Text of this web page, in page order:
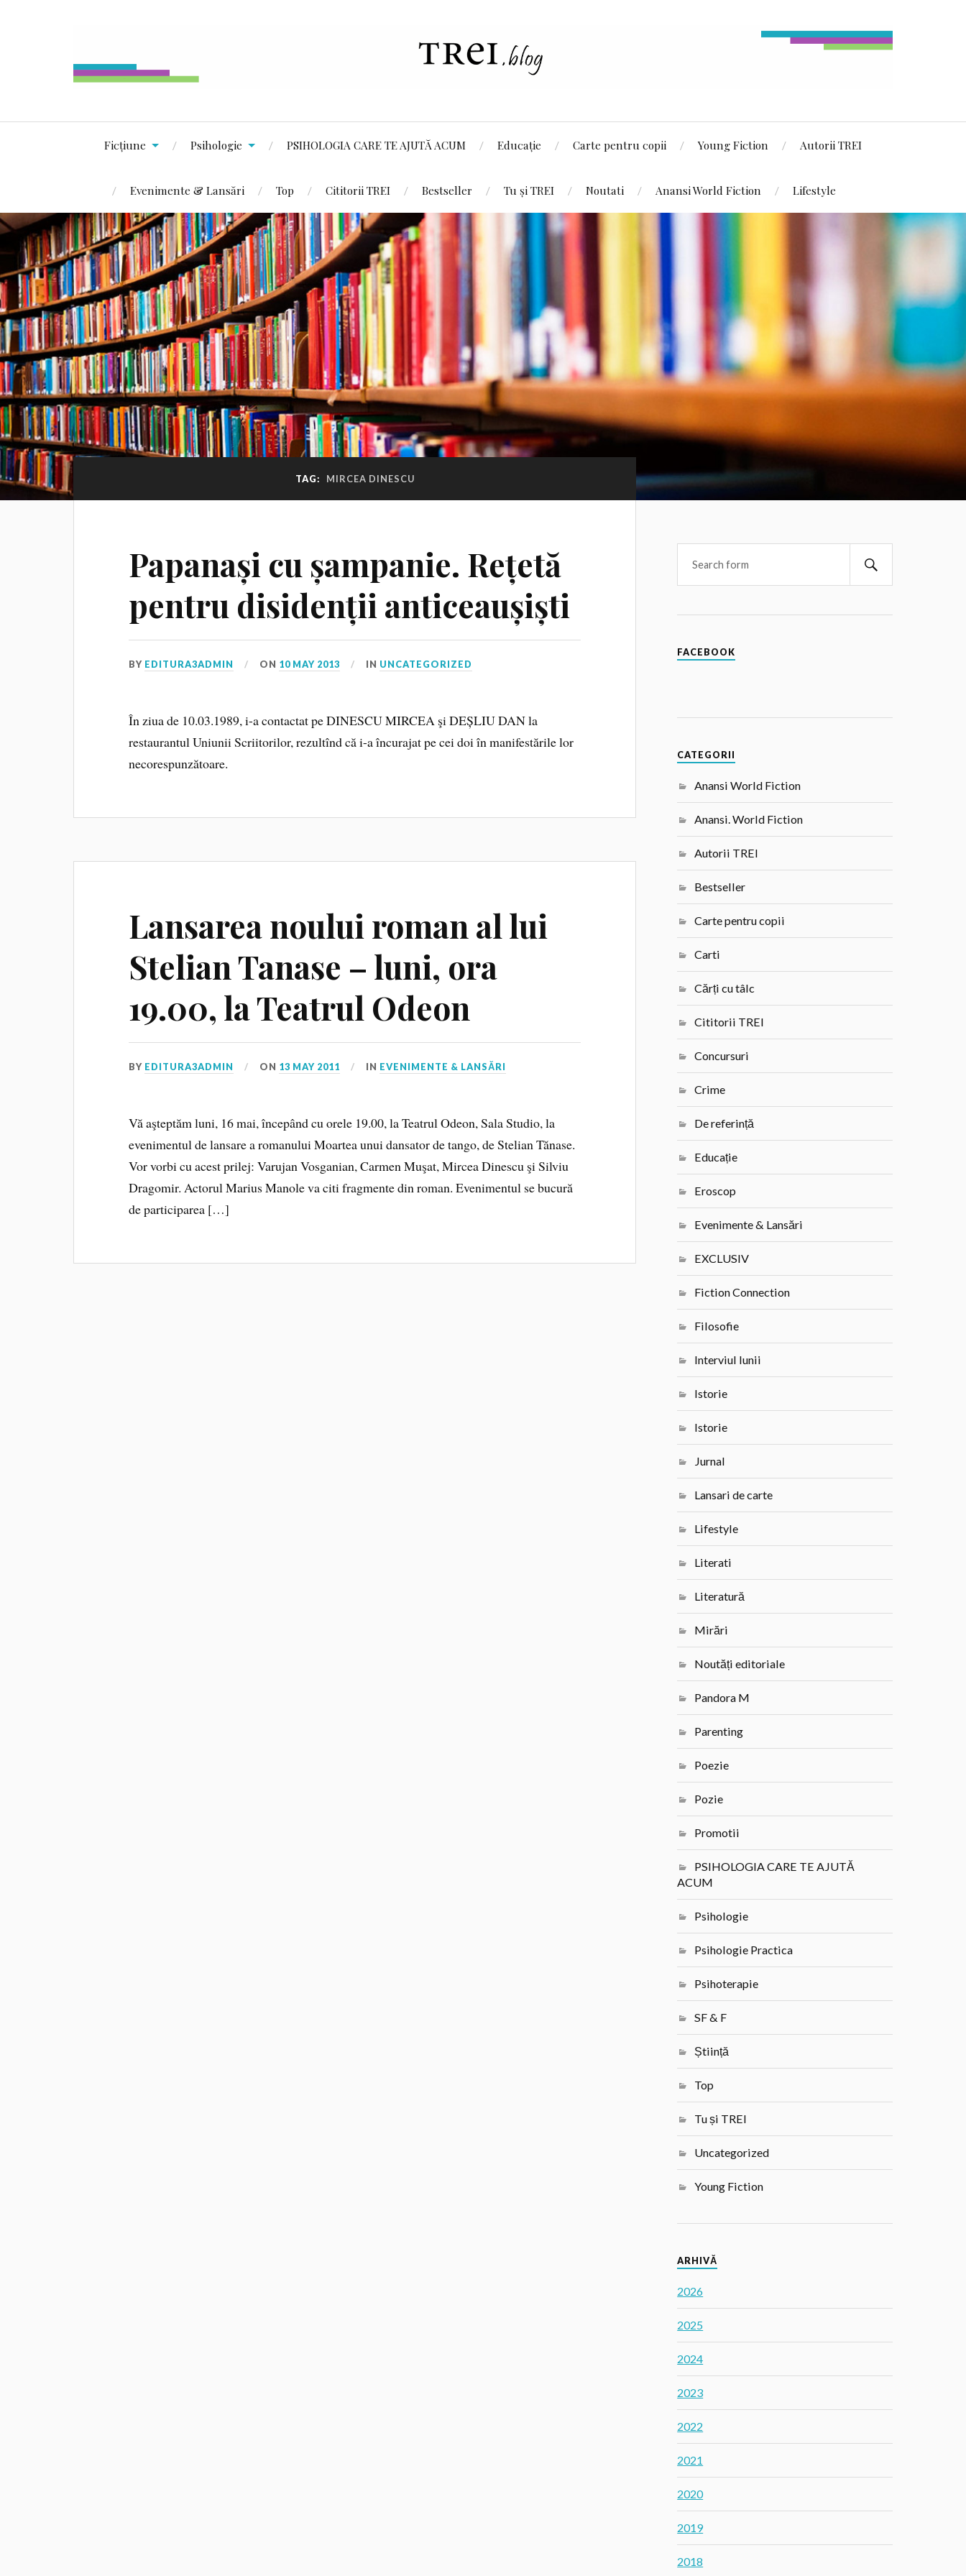
Ficțiune Psihologie PSIHOLOGIA CARE TE AJUTĂ ACUM Educație Carte pentru copii Young Fiction Autorii TREI
Evenimente & Lansări Top Cititorii TREI Bestseller Tu și TREI Noutati Anansi World Fiction Lifestyle
TAG: MIRCEA DINESCU
Papanași cu șampanie. Rețetă
pentru disidenții anticeaușiști
BY EDITURA3ADMIN ON 10 MAY 2013 IN UNCATEGORIZED
În ziua de 10.03.1989, i-a contactat pe DINESCU MIRCEA şi DEȘLIU DAN la
restaurantul Uniunii Scriitorilor, rezultînd că i-a încurajat pe cei doi în manifestările lor
necorespunzătoare.
Lansarea noului roman al lui
Stelian Tanase – luni, ora
19.00, la Teatrul Odeon
BY EDITURA3ADMIN ON 13 MAY 2011 IN EVENIMENTE & LANSĂRI
Vă aşteptăm luni, 16 mai, începând cu orele 19.00, la Teatrul Odeon, Sala Studio, la
evenimentul de lansare a romanului Moartea unui dansator de tango, de Stelian Tănase.
Vor vorbi cu acest prilej: Varujan Vosganian, Carmen Muşat, Mircea Dinescu şi Silviu
Dragomir. Actorul Marius Manole va citi fragmente din roman. Evenimentul se bucură
de participarea […]
FACEBOOK
CATEGORII
Anansi World Fiction
Anansi. World Fiction
Autorii TREI
Bestseller
Carte pentru copii
Carti
Cărți cu tâlc
Cititorii TREI
Concursuri
Crime
De referință
Educație
Eroscop
Evenimente & Lansări
EXCLUSIV
Fiction Connection
Filosofie
Interviul lunii
Istorie
Istorie
Jurnal
Lansari de carte
Lifestyle
Literati
Literatură
Mirări
Noutăți editoriale
Pandora M
Parenting
Poezie
Pozie
Promotii
PSIHOLOGIA CARE TE AJUTĂ
ACUM
Psihologie
Psihologie Practica
Psihoterapie
SF & F
Știință
Top
Tu și TREI
Uncategorized
Young Fiction
ARHIVĂ
2026
2025
2024
2023
2022
2021
2020
2019
2018